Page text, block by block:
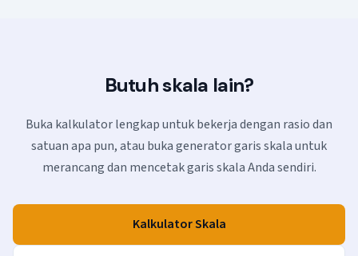
Butuh skala lain?
Buka kalkulator lengkap untuk bekerja dengan rasio dan
satuan apa pun, atau buka generator garis skala untuk
merancang dan mencetak garis skala Anda sendiri.
Kalkulator Skala